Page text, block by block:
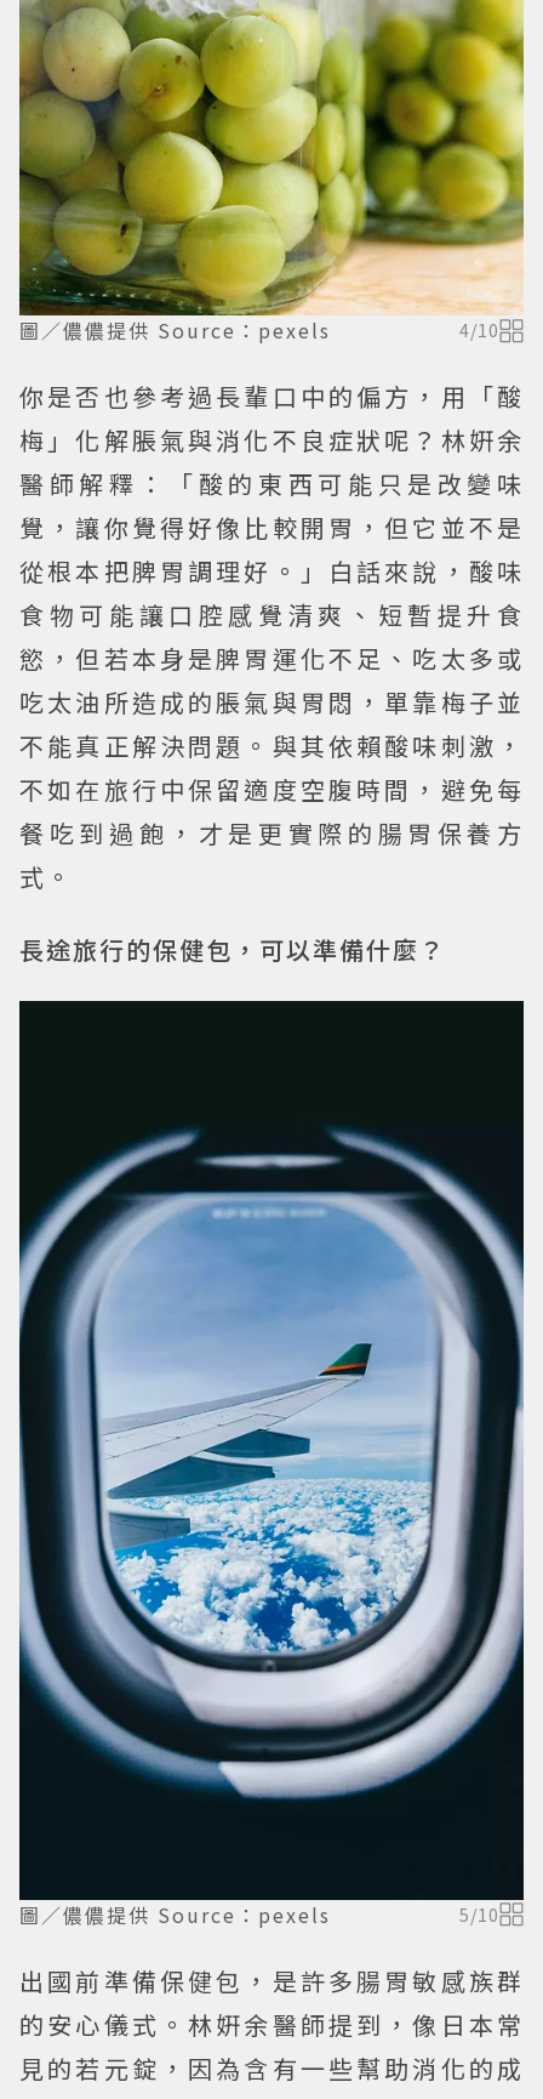
圖／儂儂提供 Source：pexels 4/10
你是否也參考過長輩口中的偏方，用「酸
梅」化解脹氣與消化不良症狀呢？林姸余
醫師解釋：「酸的東西可能只是改變味
覺，讓你覺得好像比較開胃，但它並不是
從根本把脾胃調理好。」白話來說，酸味
食物可能讓口腔感覺清爽、短暫提升食
慾，但若本身是脾胃運化不足、吃太多或
吃太油所造成的脹氣與胃悶，單靠梅子並
不能真正解決問題。與其依賴酸味刺激，
不如在旅行中保留適度空腹時間，避免每
餐吃到過飽，才是更實際的腸胃保養方
式。
長途旅行的保健包，可以準備什麼？
圖／儂儂提供 Source：pexels 5/10
出國前準備保健包，是許多腸胃敏感族群
的安心儀式。林姸余醫師提到，像日本常
見的若元錠，因為含有一些幫助消化的成